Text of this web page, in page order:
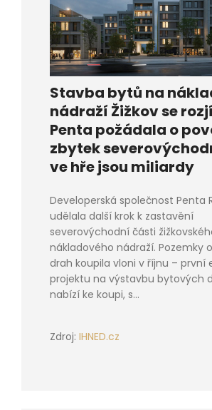
Stavba bytů na
nádraží Žižkov se
Penta požádala o
zbytek
ve hře jsou miliardy
Developerská společnost Penta
udělala další krok k zastavění
severovýchodní části
nákladového nádraží. Pozemky
drah koupila vloni v říjnu – první
projektu na výstavbu bytových
nabízí ke koupi, s...
Zdroj: IHNED.cz